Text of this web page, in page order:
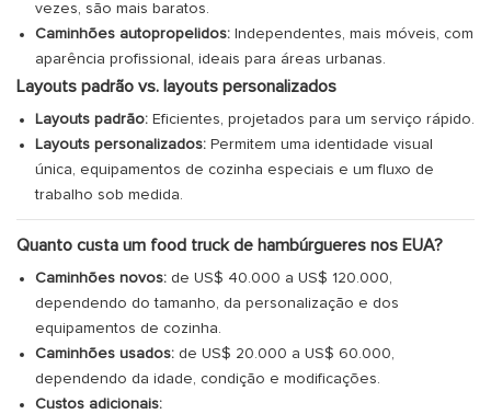
vezes, são mais baratos.
Caminhões autopropelidos:Independentes, mais móveis, com
aparência profissional, ideais para áreas urbanas.
Layouts padrão vs. layouts personalizados
Layouts padrão:Eficientes, projetados para um serviço rápido.
Layouts personalizados:Permitem uma identidade visual
única, equipamentos de cozinha especiais e um fluxo de
trabalho sob medida.
Quanto custa um food truck de hambúrgueres nos EUA?
Caminhões novos:de US$ 40.000 a US$ 120.000,
dependendo do tamanho, da personalização e dos
equipamentos de cozinha.
Caminhões usados:de US$ 20.000 a US$ 60.000,
dependendo da idade, condição e modificações.
Custos adicionais: